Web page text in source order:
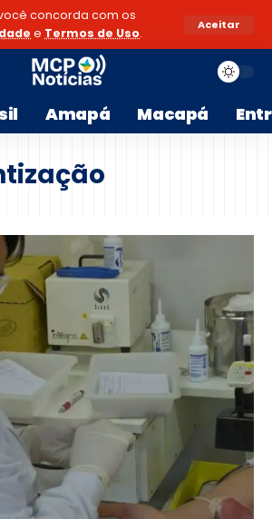
concorda com os
e Termos de Uso.
Aceitar
Amapá Macapá